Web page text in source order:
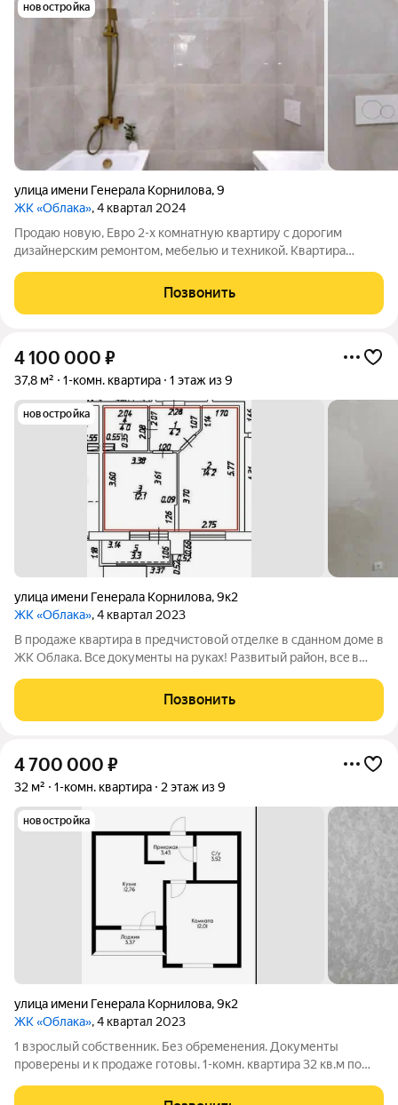
новостройка
улица имени Генерала Корнилова,9
ЖК «Облака», 4 квартал 2024
Продаю новую, Евро 2-х комнатную квартиру с дорогим
дизайнерским ремонтом, мебелью и техникой. Квартира
города, в ЖК "Облака". Очень комфортный для проживания
микрорайон, вся инфраструктура
Позвонить
4 100 000 ₽
37,8 м² 1-комн. квартира 1 этаж из 9
новостройка
улица имени Генерала Корнилова,9к2
ЖК «Облака», 4 квартал 2023
В продаже квартира в предчистовой отделке в сданном доме в
ЖК Облака. Всe докумeнты на pукaх! Pазвитый paйон, всe в
сквозной, выxод во двоp + выxод за дом. Двa детcкиx cада,
пеpвый дeтcкий сад пpямо
Позвонить
4 700 000 ₽
32 м² 1-комн. квартира 2 этаж из 9
новостройка
улица имени Генерала Корнилова,9к2
ЖК «Облака», 4 квартал 2023
1 взрослый собственник. Без обременения. Документы
проверены и к продаже готовы. 1-комн. квартира 32 кв.м по
Ремонт не от застройщика. Почему это твой идеальный выбор: